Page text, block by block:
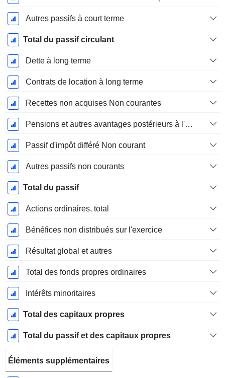
Autres passifs à court terme
Total du passif circulant
Dette à long terme
Contrats de location à long terme
Recettes non acquises Non courantes
Pensions et autres avantages postérieurs à l'emploi
Passif d'impôt différé Non courant
Autres passifs non courants
Total du passif
Actions ordinaires, total
Bénéfices non distribués sur l'exercice
Résultat global et autres
Total des fonds propres ordinaires
Intérêts minoritaires
Total des capitaux propres
Total du passif et des capitaux propres
Éléments supplémentaires